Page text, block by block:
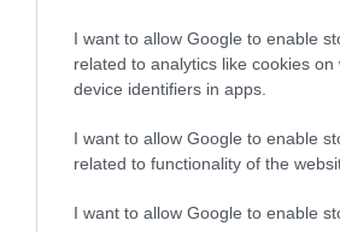
I want to allow Google to enable
related to analytics like cookies on
device identifiers in apps.
I want to allow Google to enable
related to functionality of the
I want to allow Google to enable
25,76 € 9,19 €